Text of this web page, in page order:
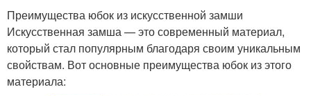
Преимущества юбок из искусственной замши
Искусственная замша — это современный материал,
который стал популярным благодаря своим уникальным
свойствам. Вот основные преимущества юбок из этого
материала: